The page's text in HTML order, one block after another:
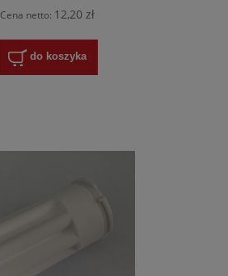
Cena netto: 12,20 zł
do koszyka